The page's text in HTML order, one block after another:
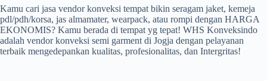
Kamu cari jasa vendor konveksi tempat bikin seragam jaket, kemeja
pdl/pdh/korsa, jas almamater, wearpack, atau rompi dengan HARGA
EKONOMIS? Kamu berada di tempat yg tepat! WHS Konveksindo
adalah vendor konveksi semi garment di Jogja dengan pelayanan
terbaik mengedepankan kualitas, profesionalitas, dan Intergritas!